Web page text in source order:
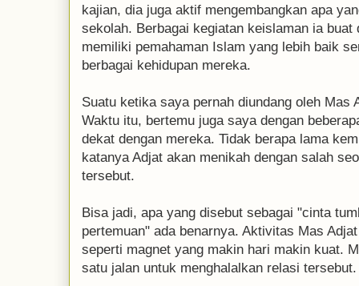
kajian, dia juga aktif mengembangkan apa
sekolah. Berbagai kegiatan keislaman ia buat
memiliki pemahaman Islam yang lebih baik
berbagai kehidupan mereka.
Suatu ketika saya pernah diundang oleh Mas
Waktu itu, bertemu juga saya dengan
dekat dengan mereka. Tidak berapa lama
katanya Adjat akan menikah dengan salah
tersebut.
Bisa jadi, apa yang disebut sebagai "cinta
pertemuan" ada benarnya. Aktivitas Mas
seperti magnet yang makin hari makin kuat.
satu jalan untuk menghalalkan relasi tersebut.